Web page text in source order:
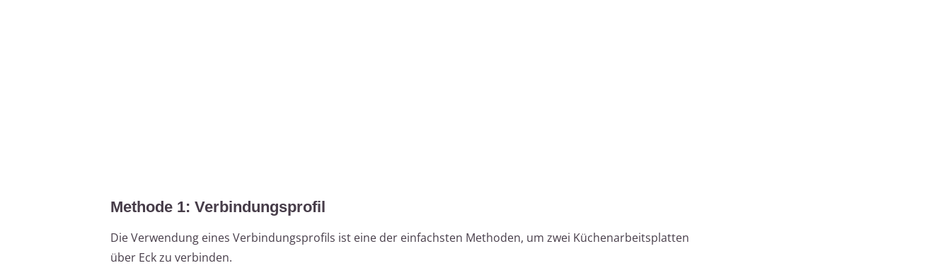
Methode 1: Verbindungsprofil
Die Verwendung eines Verbindungsprofils ist eine der einfachsten Methoden, um zwei Küchenarbeitsplatten
über Eck zu verbinden.